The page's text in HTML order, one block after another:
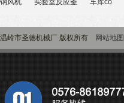
钢风机
实验室反应釜 车库co
温岭市圣德机械厂 版权所有 网站地图